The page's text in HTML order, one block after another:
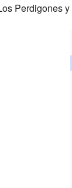
Perdigones y